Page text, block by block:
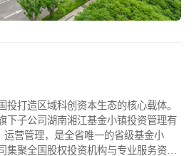
投打造区域科创资本生态的核心载体。
下子公司湖南湘江基金小镇投资管理有
运营管理，是全省唯一的省级基金小
集聚全国股权投资机构与专业服务资